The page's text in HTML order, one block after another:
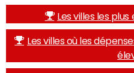
Les villes les
Les villes où les